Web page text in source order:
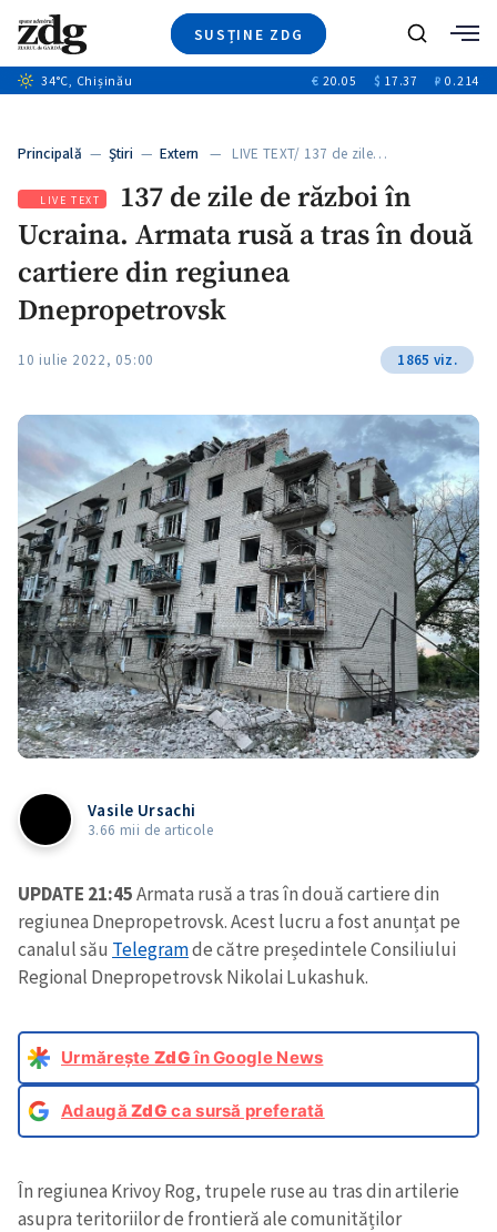
SUSȚINE ZDG
Ştiri
+14
Special
Blog
Caută
34°C, Chișinău € 20.05 $ 17.37 ₽ 0.214
Principală — Ştiri — Extern — LIVE TEXT/ 137 de zile…
LIVE TEXT
137 de zile de război în
Ucraina. Armata rusă a tras în două
cartiere din regiunea
Dnepropetrovsk
10 iulie 2022, 05:00 1865 viz.
Vasile Ursachi
3.66 mii de articole
UPDATE 21:45Armata rusă a tras în două cartiere din
regiunea Dnepropetrovsk. Acest lucru a fost anunțat pe
canalul său Telegramde către președintele Consiliului
Regional Dnepropetrovsk Nikolai Lukashuk.
Urmărește ZdGîn Google News
AdaugăZdG ca sursă preferată
În regiunea Krivoy Rog, trupele ruse au tras din artilerie
asupra teritoriilor de frontieră ale comunităților